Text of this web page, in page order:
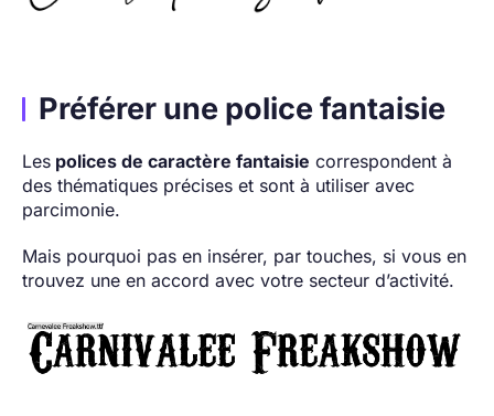
Préférer une police fantaisie
Les polices de caractère fantaisie correspondent à
des thématiques précises et sont à utiliser avec
parcimonie.
Mais pourquoi pas en insérer, par touches, si vous en
trouvez une en accord avec votre secteur d’activité.